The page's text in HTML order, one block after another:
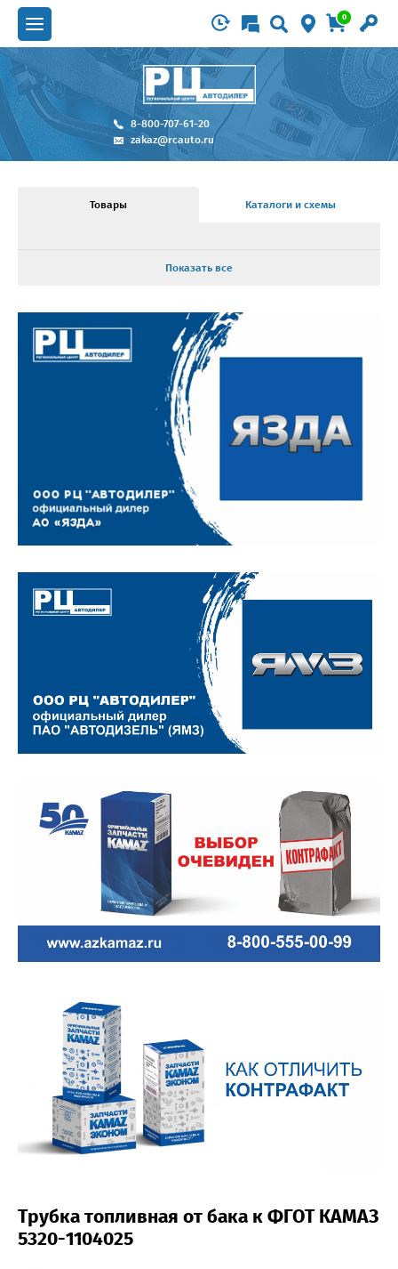
0
8-800-707-61-20
zakaz@rcauto.ru
Товары Каталоги и схемы
Показать все
Трубка топливная от бака к ФГОТ КАМАЗ
5320-1104025